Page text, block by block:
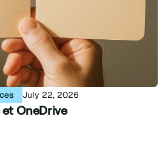
July 22, 2026
OneDrive